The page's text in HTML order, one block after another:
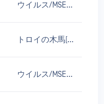
ウイルス/MSExcel.Laroux.cs
トロイの木馬[ダウンローダー]/MSOffice.Agent
ウイルス/MSExcel.Laroux.cs